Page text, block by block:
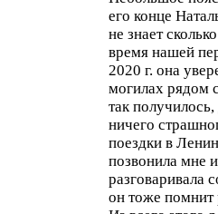
его конце
не знает
время нашей
2020 г. она
могилах рядом
так
ничего
поездки в
позвонила мне
разговаривала
он тоже помнит